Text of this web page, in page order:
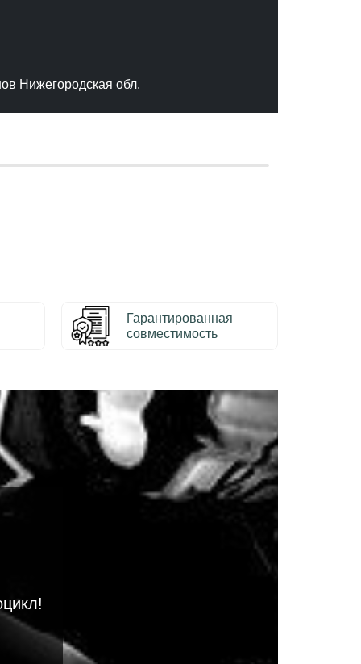
Нижегородская обл.
Гарантированная
совместимость